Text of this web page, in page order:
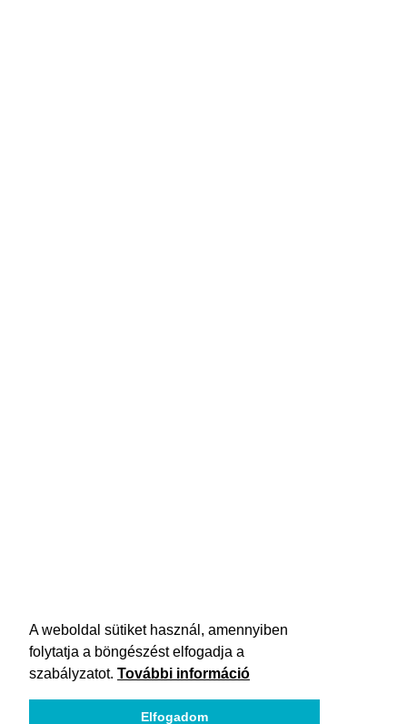
A weboldal sütiket használ, amennyiben
folytatja a böngészést elfogadja a
szabályzatot. További információ
Elfogadom